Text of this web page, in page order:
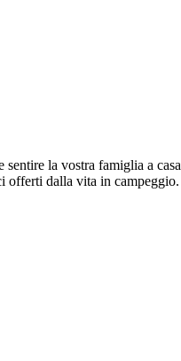
la vostra famiglia a casa
offerti dalla vita in campeggio.